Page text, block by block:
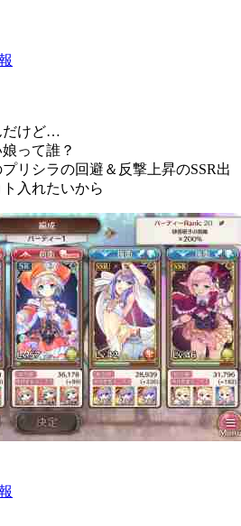
だけど…
って誰？
リシラの回避＆反撃上昇のSSR出
入れたいから